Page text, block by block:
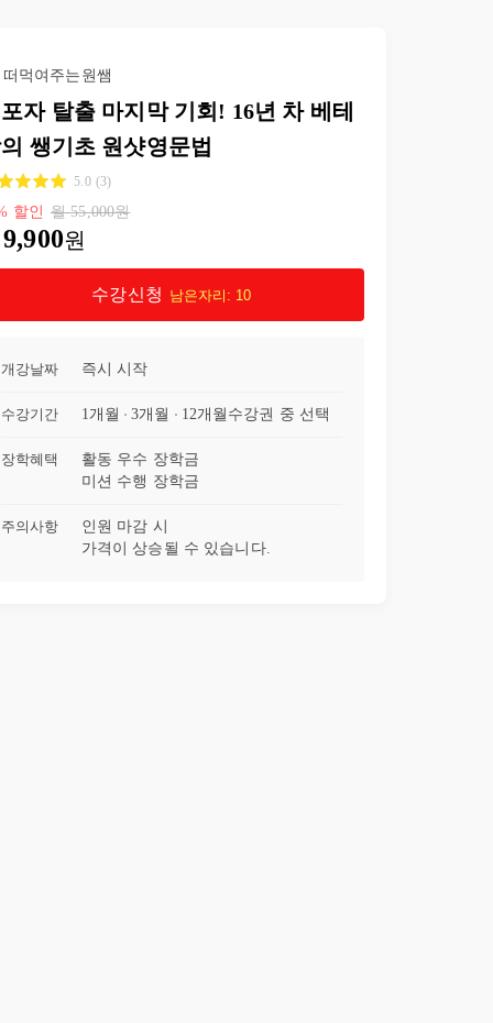
떠먹여주는원쌤
자 탈출 마지막 기회! 16년 차 베테
쌩기초 원샷영문법
5.0 (3)
할인 월55,000원
9,900원
수강신청 남은자리: 10
개강날짜 즉시 시작
수강기간 1개월 3개월 12개월 수강권 중 선택
장학혜택
활동 우수 장학금
미션 수행 장학금
주의사항
인원 마감 시
가격이 상승될 수 있습니다.